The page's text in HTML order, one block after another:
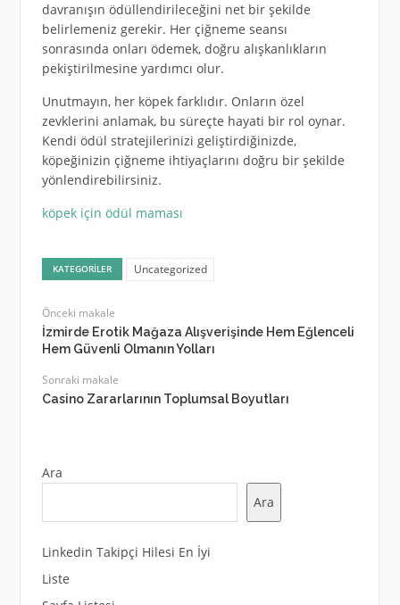
davranışın ödüllendirileceğini net bir şekilde
belirlemeniz gerekir. Her çiğneme seansı
sonrasında onları ödemek, doğru alışkanlıkların
pekiştirilmesine yardımcı olur.
Unutmayın, her köpek farklıdır. Onların özel
zevklerini anlamak, bu süreçte hayati bir rol oynar.
Kendi ödül stratejilerinizi geliştirdiğinizde,
köpeğinizin çiğneme ihtiyaçlarını doğru bir şekilde
yönlendirebilirsiniz.
köpek için ödül maması
KATEGORILER Uncategorized
Önceki makale
İzmirde Erotik Mağaza Alışverişinde Hem Eğlenceli
Hem Güvenli Olmanın Yolları
Sonraki makale
Casino Zararlarının Toplumsal Boyutları
Ara
Ara
Linkedin Takipçi Hilesi En İyi
Liste